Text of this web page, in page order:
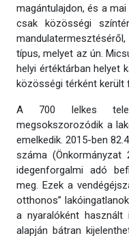
magántulajdon, és a mai
csak közösségi
típus, melyet az ún.
helyi értéktárban helyet
közösségi térként került
A 700 lelkes
megsokszorozódik a
emelkedik. 2015-ben
száma
idegenforgalmi adó
meg. Ezek a
otthonos”
a nyaralóként használt
alapján bátran